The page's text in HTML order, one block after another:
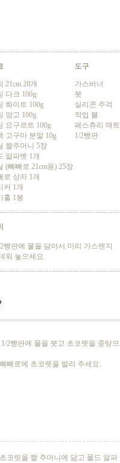
21cm 28개
다크 100g
화이트 100g
망고 100g
요구르트 100g
고구마 분말 10g
짤주머니 5장
알파벳 1개
(빼빼로 21cm용) 25장
로 상자 1개
커 1개
홀 1봉
도구
가스버너
붓
실리콘 주걱
작업 볼
페스츄리 매트
1/2빵판
빵판에 물을 담아서 미리 가스렌지
워 놓으세요.
2빵판에 물을 붓고 초코렛을 중탕으
빼로에 초코렛을 발라 주세요.
코릿을 짤 주머니에 담고 몰드 알파